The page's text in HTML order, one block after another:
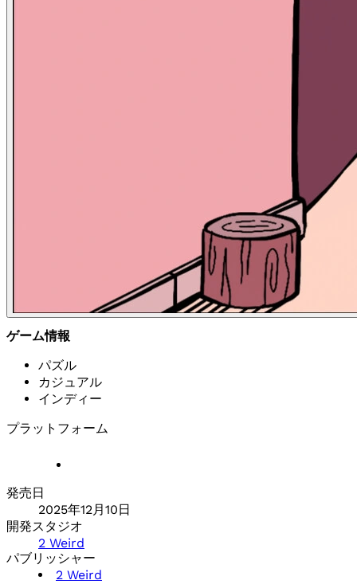
ゲーム情報
パズル
カジュアル
インディー
プラットフォーム
発売日
2025年12月10日
開発スタジオ
2 Weird
パブリッシャー
2 Weird